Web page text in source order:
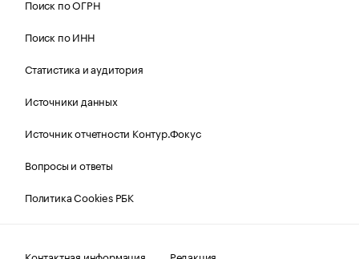
Поиск по ОГРН
Поиск по ИНН
Статистика и аудитория
Источники данных
Источник отчетности Контур.Фокус
Вопросы и ответы
Политика Cookies РБК